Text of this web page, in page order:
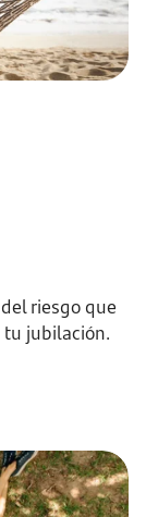
riesgo que
tu jubilación.